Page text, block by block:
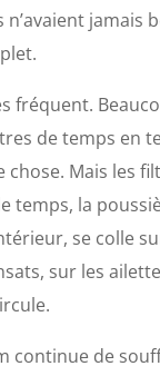
jamais
fréquent.
de temps en
chose. Mais les
temps, la
se colle
sur les
continue de